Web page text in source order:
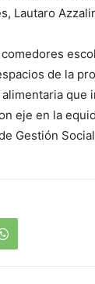
Lautaro
de la
que
eje en la
Gestión